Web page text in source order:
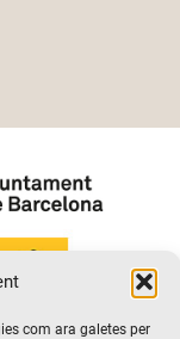
com ara galetes per